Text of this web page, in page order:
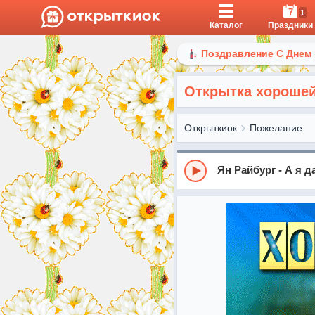
Каталог
7 1
Праздники
Поздравление С
Открытка
Открыткиок Пожелание
Ян Райбург - А я